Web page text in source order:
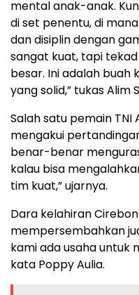
mental anak-anak.
di set penentu, di
dan disiplin dengan
sangat kuat, tapi
besar. Ini adalah buah
yang solid,” tukas Alim
Salah satu pemain TNI
mengakui
benar-benar
kalau bisa
tim kuat,” ujarnya.
Dara kelahiran
mempersembahkan
kami ada usaha untuk
kata Poppy Aulia.